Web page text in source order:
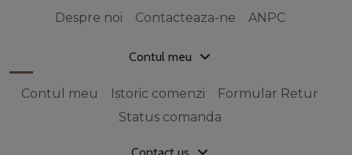
Despre noi Contacteaza-ne ANPC
Contul meu
Contul meu Istoric comenzi
Formular Retur
Status comanda